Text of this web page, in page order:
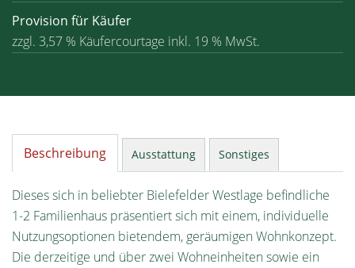
Provision für Käufer
zzgl. 3,57 % Käufercourtage inkl. 19 % MwSt.
Beschreibung Ausstattung Sonstiges
Dieses sich in beliebter Bielefelder Westlage befindliche
1-2 Familienhaus präsentiert sich mit einem, individuelle
Nutzungsoptionen bietendem, geräumigen Wohnkonzept.
Die derzeitige und über zwei Wohneinheiten sowie ein